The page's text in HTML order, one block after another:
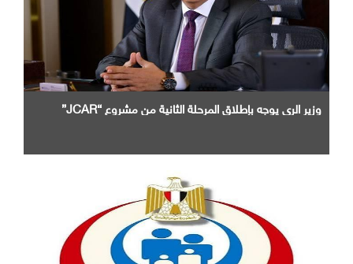
وزير الرى يوجه بإطلاق المرحلة الثانية من مشروع “JCAR”